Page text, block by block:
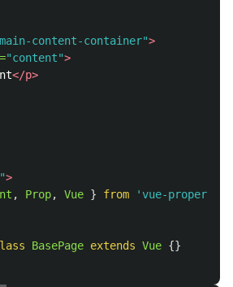
content-container">
"content">
</p>
>
, Prop, Vue } from ' vue-property-
BasePage extends Vue {}